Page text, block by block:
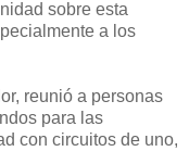
sobre esta
a los
reunió a personas
para las
con circuitos de uno,